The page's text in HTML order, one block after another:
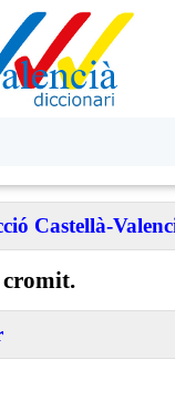
Castellà-
cromit.